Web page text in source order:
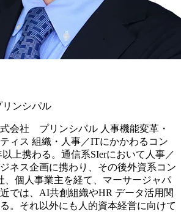
リンシパル
会社 プリンシパル 人事機能変革・
ィス 組織・人事／ITにかかわるコン
上携わる。通信系SIerにおいて人事／
ネス企画に携わり、その後外資系コン
、個人事業主を経て、マーサージャパ
では、AI共創組織やHR データ活用関
。それ以外にも人的資本経営に向けて